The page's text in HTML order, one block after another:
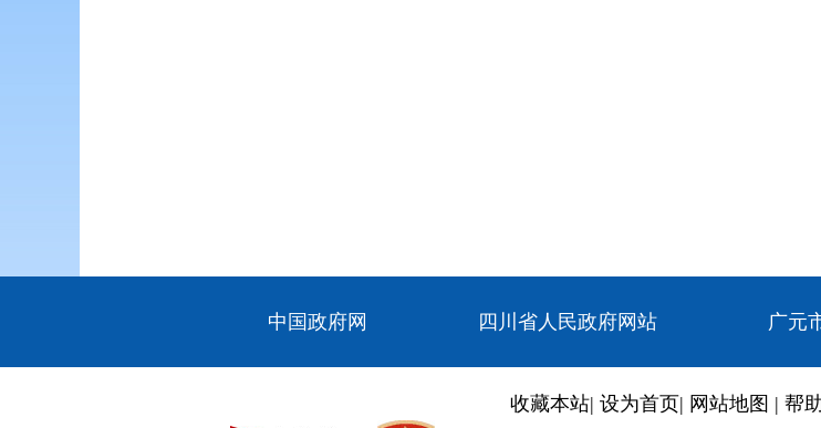
中国政府网 四川省人民政府网站 广元
收藏本站| 设为首页| 网站地图 | 帮